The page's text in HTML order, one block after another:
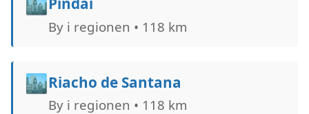
By i regionen • 118 km
🏙️Riacho de Santana
By i regionen • 118 km